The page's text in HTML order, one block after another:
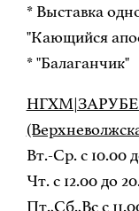
* Выставка
"Кающийся
* "Балаганчик"
Вт.-Ср. с 10.00
Чт. с 12.00 до
Пт.,Сб.,Вс с